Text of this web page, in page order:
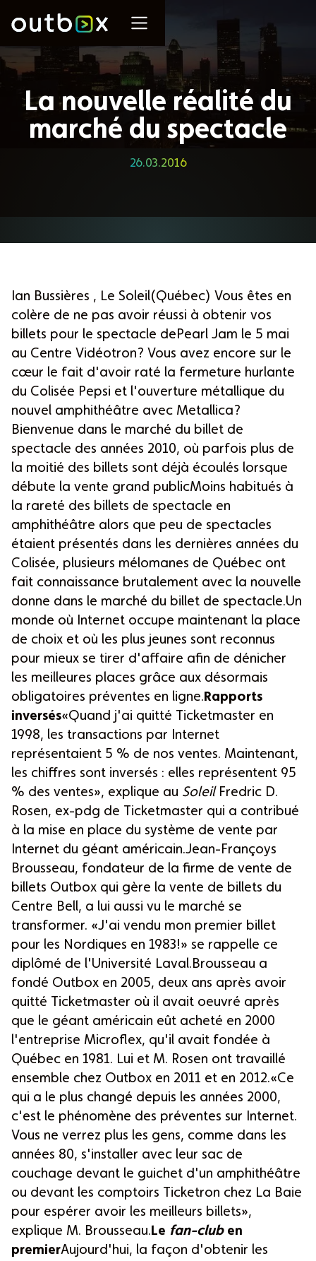
La nouvelle réalité du
marché du spectacle
26.03.2016
Ian Bussières , Le Soleil(Québec) Vous êtes en
colère de ne pas avoir réussi à obtenir vos
billets pour le spectacle dePearl Jam le 5 mai
au Centre Vidéotron? Vous avez encore sur le
cœur le fait d'avoir raté la fermeture hurlante
du Colisée Pepsi et l'ouverture métallique du
nouvel amphithéâtre avec Metallica?
Bienvenue dans le marché du billet de
spectacle des années 2010, où parfois plus de
la moitié des billets sont déjà écoulés lorsque
débute la vente grand publicMoins habitués à
la rareté des billets de spectacle en
amphithéâtre alors que peu de spectacles
étaient présentés dans les dernières années du
Colisée, plusieurs mélomanes de Québec ont
fait connaissance brutalement avec la nouvelle
donne dans le marché du billet de spectacle.Un
monde où Internet occupe maintenant la place
de choix et où les plus jeunes sont reconnus
pour mieux se tirer d'affaire afin de dénicher
les meilleures places grâce aux désormais
obligatoires préventes en ligne.Rapports
inversés«Quand j'ai quitté Ticketmaster en
1998, les transactions par Internet
représentaient 5 % de nos ventes. Maintenant,
les chiffres sont inversés : elles représentent 95
% des ventes», explique au SoleilFredric D.
Rosen, ex-pdg de Ticketmaster qui a contribué
à la mise en place du système de vente par
Internet du géant américain.Jean-Françoys
Brousseau, fondateur de la firme de vente de
billets Outbox qui gère la vente de billets du
Centre Bell, a lui aussi vu le marché se
transformer. «J'ai vendu mon premier billet
pour les Nordiques en 1983!» se rappelle ce
diplômé de l'Université Laval.Brousseau a
fondé Outbox en 2005, deux ans après avoir
quitté Ticketmaster où il avait oeuvré après
que le géant américain eût acheté en 2000
l'entreprise Microflex, qu'il avait fondée à
Québec en 1981. Lui et M. Rosen ont travaillé
ensemble chez Outbox en 2011 et en 2012.«Ce
qui a le plus changé depuis les années 2000,
c'est le phénomène des préventes sur Internet.
Vous ne verrez plus les gens, comme dans les
années 80, s'installer avec leur sac de
couchage devant le guichet d'un amphithéâtre
ou devant les comptoirs Ticketron chez La Baie
pour espérer avoir les meilleurs billets»,
explique M. Brousseau.Le fan-cluben
premierAujourd'hui, la façon d'obtenir les